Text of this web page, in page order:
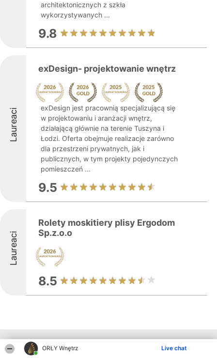
ORŁY Wnętrz Live chat
architektonicznych z szkła
wykorzystywanych ...
9.8
Laureaci
exDesign- projektowanie wnętrz
exDesign jest pracownią specjalizującą się
w projektowaniu i aranżacji wnętrz,
działającą głównie na terenie Tuszyna i
Łodzi. Oferta obejmuje realizacje zarówno
dla przestrzeni prywatnych, jak i
publicznych, w tym projekty pojedynczych
pomieszczeń ...
9.5
Laureaci
Rolety moskitiery plisy Ergodom
Sp.z.o.o
8.5
Inne firmy z województwa